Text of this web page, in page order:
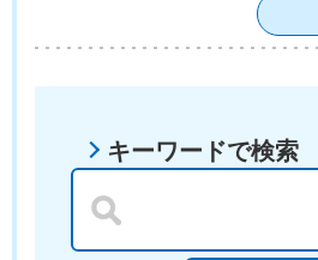
キーワードで検索